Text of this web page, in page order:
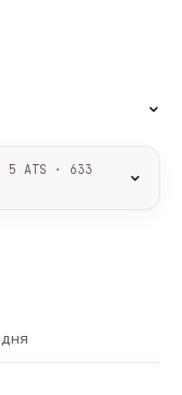
5 ATS · 633
каждые 30
грейд.
без
без увода в